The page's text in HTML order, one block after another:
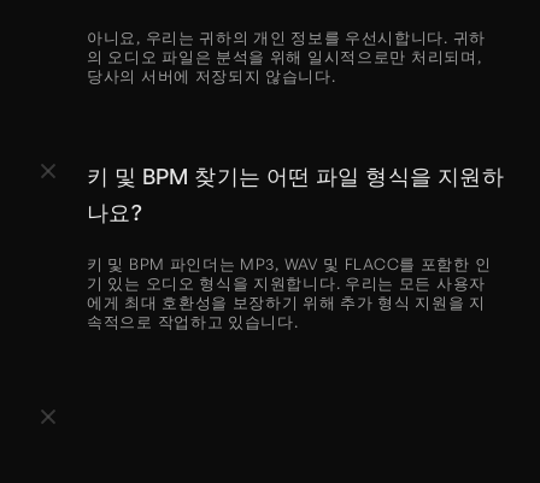
아니요, 우리는 귀하의 개인 정보를 우선시합니다. 귀하
의 오디오 파일은 분석을 위해 일시적으로만 처리되며,
당사의 서버에 저장되지 않습니다.
키 및 BPM 찾기는 어떤 파일 형식을 지원하
나요?
키 및 BPM 파인더는 MP3, WAV 및 FLACC를 포함한 인
기 있는 오디오 형식을 지원합니다. 우리는 모든 사용자
에게 최대 호환성을 보장하기 위해 추가 형식 지원을 지
속적으로 작업하고 있습니다.